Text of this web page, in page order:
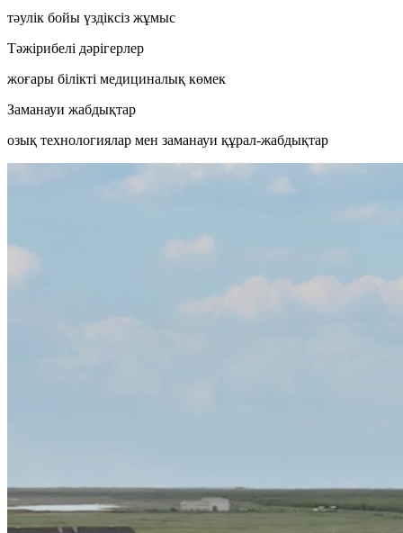
тәулік бойы үздіксіз жұмыс
Тәжірибелі дәрігерлер
жоғары білікті медициналық көмек
Заманауи жабдықтар
озық технологиялар мен заманауи құрал-жабдықтар